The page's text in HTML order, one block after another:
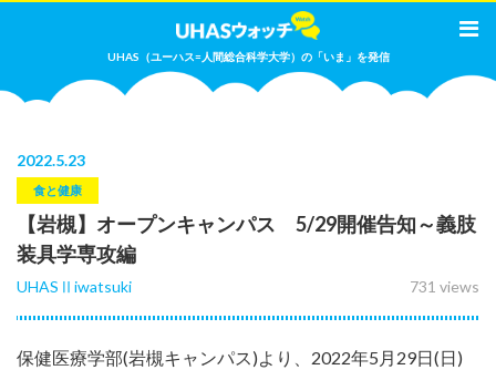
UHAS（ユーハス=人間総合科学大学）の「いま」を発信
2022.5.23
食と健康
【岩槻】オープンキャンパス 5/29開催告知～義肢
装具学専攻編
731 views
UHASⅡiwatsuki
保健医療学部(岩槻キャンパス)より、2022年5月29日(日)